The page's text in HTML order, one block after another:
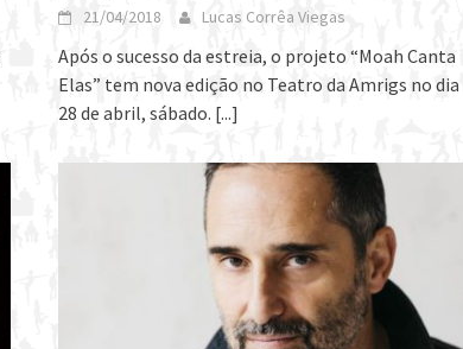
21/04/2018 Lucas Corrêa Viegas
Após o sucesso da estreia, o projeto “Moah Canta
Elas” tem nova edição no Teatro da Amrigs no dia
28 de abril, sábado. [...]